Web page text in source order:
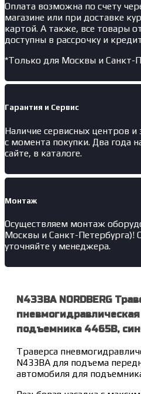
Оплата возможна по счету
магазине или при доставке
картой. А также, все товары
доступны в рассрочку и
*Только для Москвы и Санкт-
Гарантия и Сервис
Наличие сервисных центров и
с момента покупки. Два года
сайте, в каталоге.
Монтаж
Осуществляем монтаж
Москвы и Санкт-Петербурга)!
уточняйте у менеджера.
N433BA NORDBERG
подъемника 4465B,
Траверса
N433BA для подъема
автомобиля для